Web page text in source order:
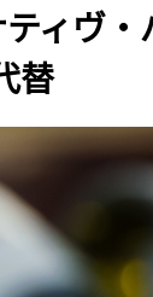
ィヴ
替